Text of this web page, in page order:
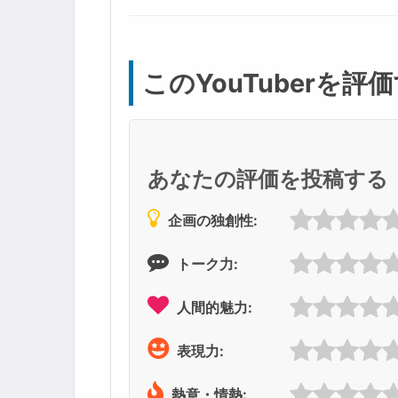
このYouTuberを評
あなたの評価を投稿する
企画の独創性:
トーク力:
人間的魅力:
表現力:
熱意・情熱: